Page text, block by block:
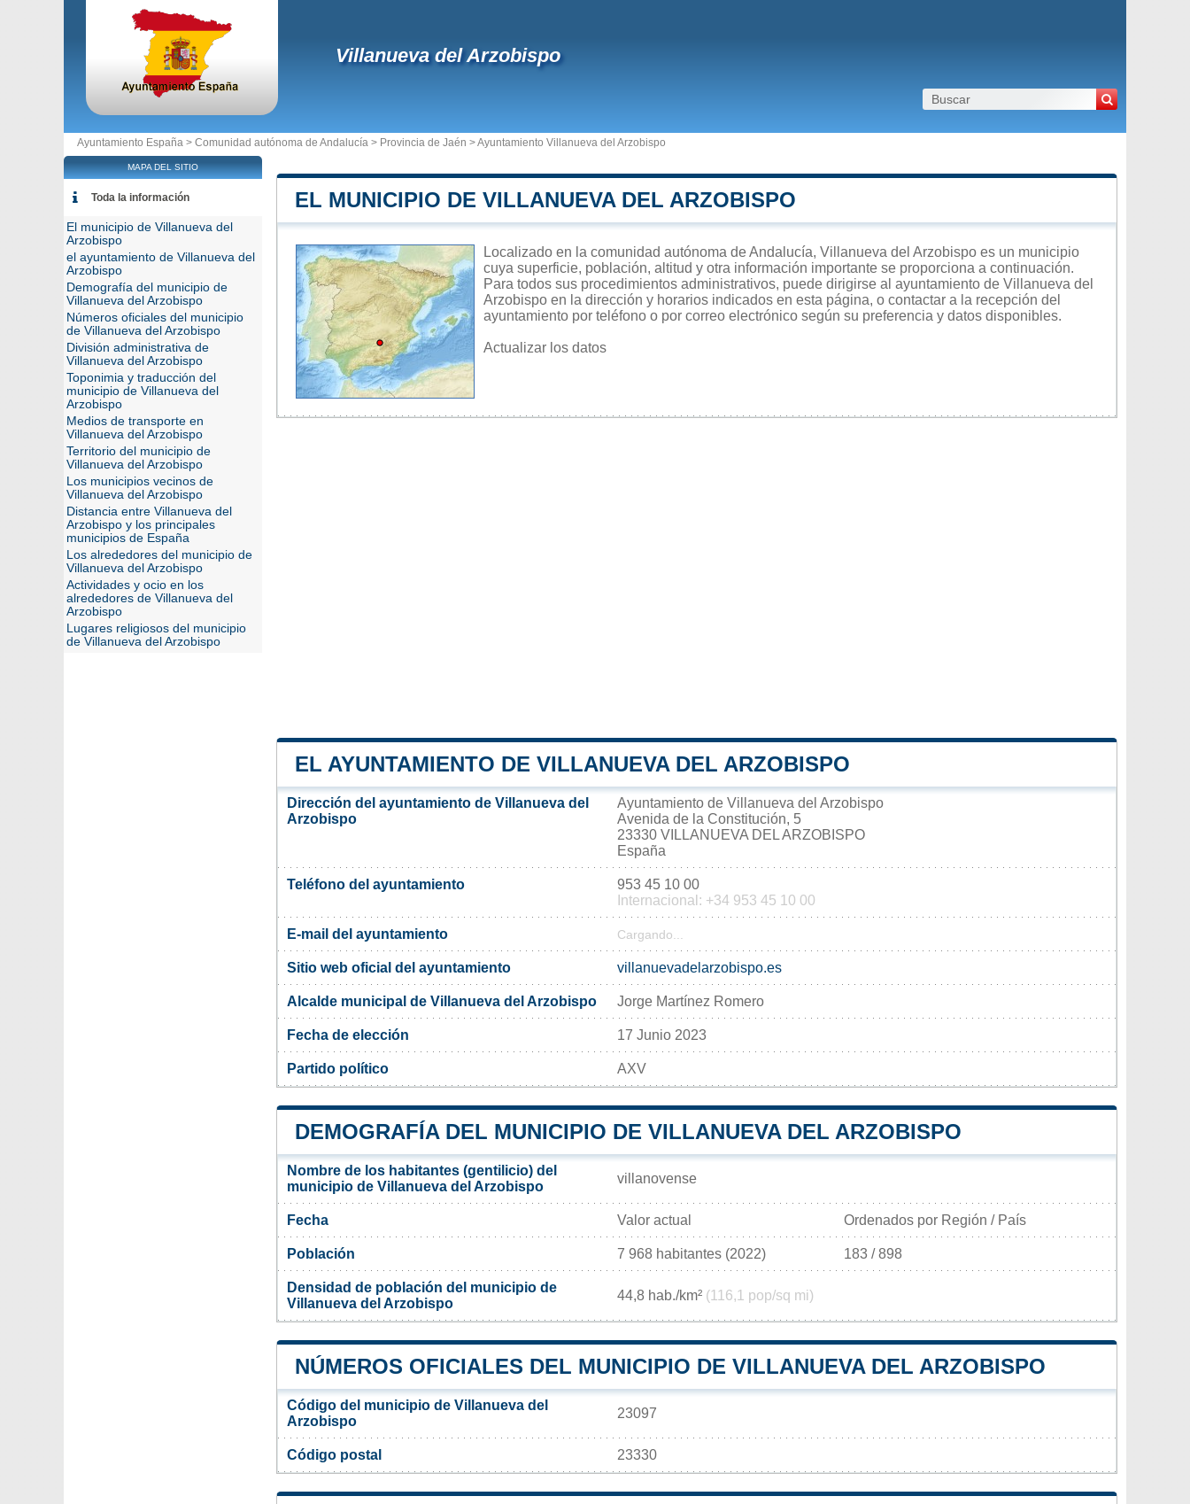
Villanueva del Arzobispo
Ayuntamiento España > Comunidad autónoma de Andalucía > Provincia de Jaén >Ayuntamiento Villanueva del Arzobispo
EL MUNICIPIO DE VILLANUEVA DEL ARZOBISPO
Localizado en la comunidad autónoma de Andalucía, Villanueva del Arzobispo es un municipio
cuya superficie, población, altitud y otra información importante se proporciona a continuación.
Para todos sus procedimientos administrativos, puede dirigirse al ayuntamiento de Villanueva del
Arzobispo en la dirección y horarios indicados en esta página, o contactar a la recepción del
ayuntamiento por teléfono o por correo electrónico según su preferencia y datos disponibles.
Actualizar los datos
EL AYUNTAMIENTO DE VILLANUEVA DEL ARZOBISPO
Dirección del ayuntamiento de Villanueva del
Arzobispo
Ayuntamiento de Villanueva del Arzobispo
Avenida de la Constitución, 5
23330 VILLANUEVA DEL ARZOBISPO
España
Teléfono del ayuntamiento
953 45 10 00
Internacional: +34 953 45 10 00
E-mail del ayuntamiento Cargando...
Sitio web oficial del ayuntamiento villanuevadelarzobispo.es
Alcalde municipal de Villanueva del Arzobispo Jorge Martínez Romero
Fecha de elección 17 Junio 2023
Partido político AXV
DEMOGRAFÍA DEL MUNICIPIO DE VILLANUEVA DEL ARZOBISPO
Nombre de los habitantes (gentilicio) del
municipio de Villanueva del Arzobispo
villanovense
Fecha Valor actual Ordenados por Región / País
Población 7 968 habitantes (2022) 183 / 898
Densidad de población del municipio de
Villanueva del Arzobispo
44,8 hab./km² (116,1 pop/sq mi)
NÚMEROS OFICIALES DEL MUNICIPIO DE VILLANUEVA DEL ARZOBISPO
Código del municipio de Villanueva del
Arzobispo
23097
Código postal 23330
MAPA DEL SITIO
Toda la información
El municipio de Villanueva del
Arzobispo
el ayuntamiento de Villanueva del
Arzobispo
Demografía del municipio de
Villanueva del Arzobispo
Números oficiales del municipio
de Villanueva del Arzobispo
División administrativa de
Villanueva del Arzobispo
Toponimia y traducción del
municipio de Villanueva del
Arzobispo
Medios de transporte en
Villanueva del Arzobispo
Territorio del municipio de
Villanueva del Arzobispo
Los municipios vecinos de
Villanueva del Arzobispo
Distancia entre Villanueva del
Arzobispo y los principales
municipios de España
Los alrededores del municipio de
Villanueva del Arzobispo
Actividades y ocio en los
alrededores de Villanueva del
Arzobispo
Lugares religiosos del municipio
de Villanueva del Arzobispo